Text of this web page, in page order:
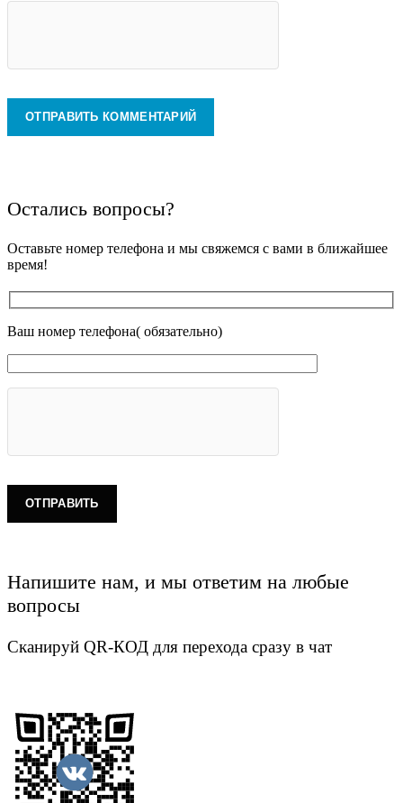
Остались вопросы?
Оставьте номер телефона и мы свяжемся с вами в ближайшее
время!
Ваш номер телефона( обязательно)
Напишите нам, и мы ответим на любые
вопросы
Сканируй QR-КОД для перехода сразу в чат